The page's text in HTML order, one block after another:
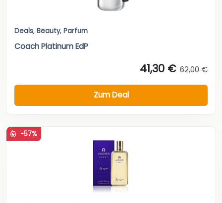
Deals, Beauty, Parfum
Coach Platinum EdP
41,30 € 62,00 €
Zum Deal
-57%